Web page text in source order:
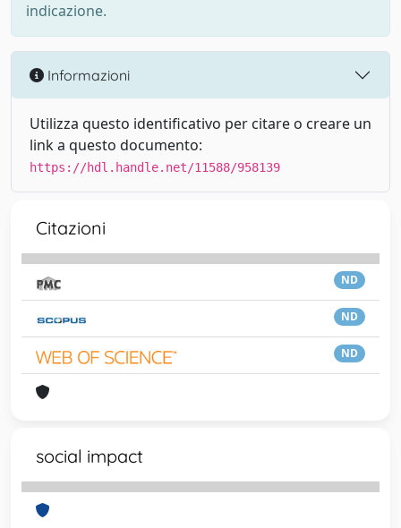
indicazione.
Informazioni
Utilizza questo identificativo per citare o creare un
link a questo documento:
https://hdl.handle.net/11588/958139
Citazioni
ND
ND
ND
social impact